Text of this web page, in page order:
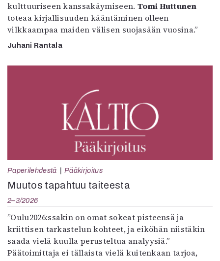
kulttuuriseen kanssakäymiseen. Tomi Huttunen
toteaa kirjallisuuden kääntäminen olleen
vilkkaampaa maiden välisen suojasään vuosina.”
Juhani Rantala
Paperilehdestä Pääkirjoitus
Muutos tapahtuu taiteesta
2–3/2026
”Oulu2026:ssakin on omat sokeat pisteensä ja
kriittisen tarkastelun kohteet, ja eiköhän niistäkin
saada vielä kuulla perusteltua analyysiä.”
Päätoimittaja ei tällaista vielä kuitenkaan tarjoa,